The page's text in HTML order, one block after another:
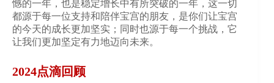
憾的一年，也是稳定增长中有所突破的一年，这一切
都源于每一位支持和陪伴宝宫的朋友，是你们让宝宫
的今天的成长更加坚实；同时也源于每一个挑战，它
让我们更加坚定有力地迈向未来。
2024点滴回顾